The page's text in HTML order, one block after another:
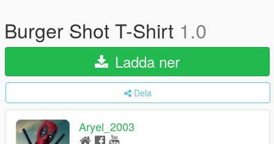
Burger Shot T-Shirt 1.0
Ladda ner
Dela
Aryel_2003